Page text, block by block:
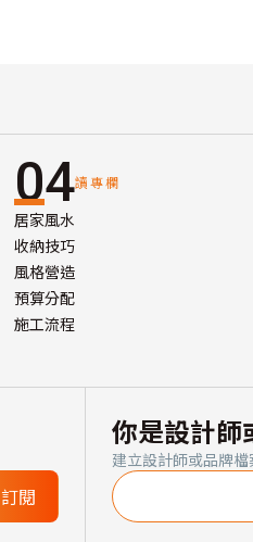
04讀專欄
居家風水
收納技巧
風格營造
預算分配
施工流程
訂閱
你是設計師
建立設計師或品牌